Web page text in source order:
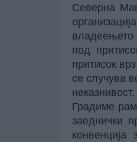
Северна
владеењето
под
притисок
се случува
Градиме
заеднички